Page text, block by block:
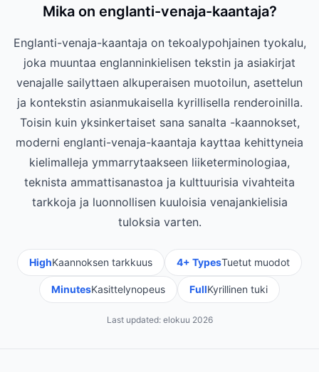
Mika on englanti-venaja-kaantaja?
Englanti-venaja-kaantaja on tekoalypohjainen tyokalu,
joka muuntaa englanninkielisen tekstin ja asiakirjat
venajalle sailyttaen alkuperaisen muotoilun, asettelun
ja kontekstin asianmukaisella kyrillisella renderoinilla.
Toisin kuin yksinkertaiset sana sanalta -kaannokset,
moderni englanti-venaja-kaantaja kayttaa kehittyneia
kielimalleja ymmarrytaakseen liiketerminologiaa,
teknista ammattisanastoa ja kulttuurisia vivahteita
tarkkoja ja luonnollisen kuuloisia venajankielisia
tuloksia varten.
HighKaannoksen tarkkuus 4+ TypesTuetut muodot
MinutesKasittelynopeus FullKyrillinen tuki
Last updated: elokuu 2026